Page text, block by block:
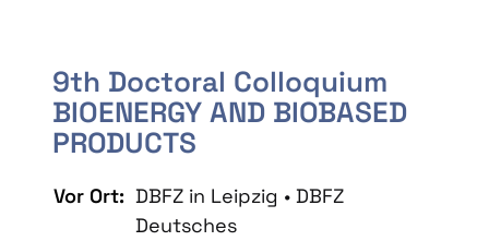
9th Doctoral Colloquium
BIOENERGY AND BIOBASED
PRODUCTS
Vor Ort: DBFZ in Leipzig • DBFZ
Deutsches